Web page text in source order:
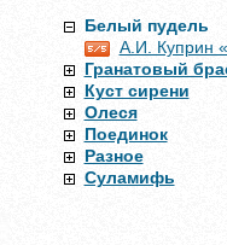
Белый пудель
А.И. Куприн
Гранатовый
Куст сирени
Олеся
Поединок
Разное
Суламифь